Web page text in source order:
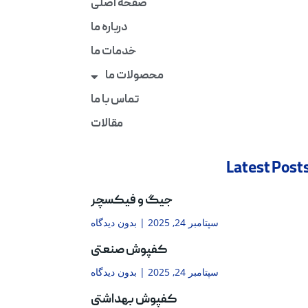
صفحه اصلی
درباره ما
خدمات ما
محصولات ما
تماس با ما
مقالات
Latest
جیگ و فیکسچر
سپتامبر 24, 2025 بدون دیدگاه
کفپوش صنعتی
سپتامبر 24, 2025 بدون دیدگاه
کفپوش بهداشتی